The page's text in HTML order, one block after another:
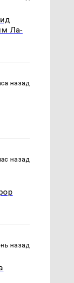
Ла-
назад
назад
назад